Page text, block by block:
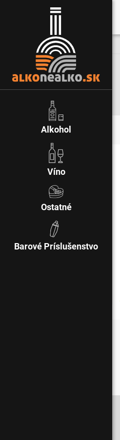
Alkohol
Víno
Ostatné
Barové Príslušenstvo